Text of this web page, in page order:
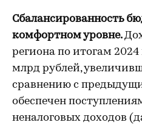
Сбалансированность
комфортном уровне.
региона по итогам 2024
млрд рублей,
сравнению с
обеспечен
неналоговых доходов